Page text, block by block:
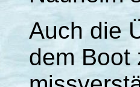
Auch die
dem Boot